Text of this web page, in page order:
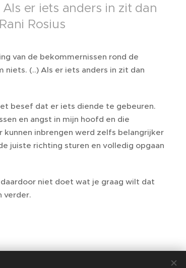
er iets anders in zit dan
Rosius
van de bekommernissen rond de
(..) Als er iets anders in zit dan
besef dat er iets diende te gebeuren.
en angst in mijn hoofd en die
inbrengen werd zelfs belangrijker
juiste richting sturen en volledig opgaan
niet doet wat je graag wilt dat
verder.